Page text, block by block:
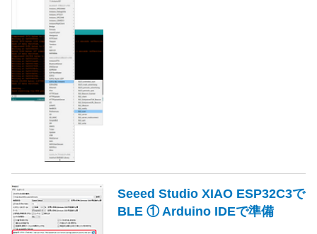
Seeed Studio XIAO ESP32C3で
BLE ① Arduino IDEで準備